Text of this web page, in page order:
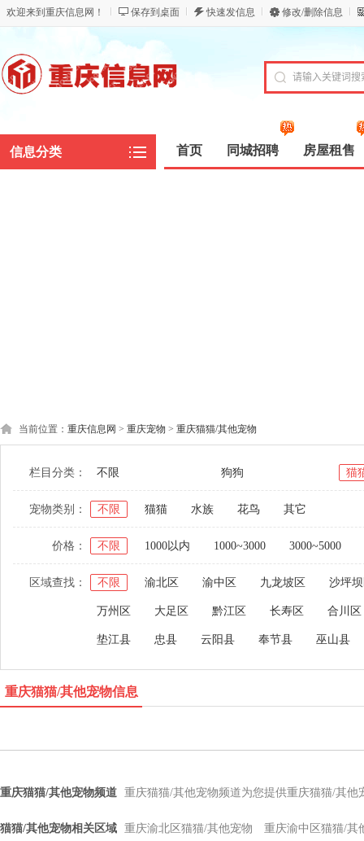
欢迎来到重庆信息网！ 保存到桌面 快速发信息 修改/删除信息
信息分类 首页 同城招聘 房屋租售
当前位置： 重庆信息网 > 重庆宠物 > 重庆猫猫/其他宠物
栏目分类： 不限 狗狗 猫
宠物类别： 不限 猫猫 水族 花鸟 其它
价格： 不限 1000以内 1000~3000 3000~5000
区域查找： 不限 渝北区 渝中区 九龙坡区 沙坪
万州区 大足区 黔江区 长寿区 合川区
垫江县 忠县 云阳县 奉节县 巫山县
重庆猫猫/其他宠物信息
重庆猫猫/其他宠物频道 重庆猫猫/其他宠物频道为您提供重庆猫猫/其
猫猫/其他宠物相关区域 重庆渝北区猫猫/其他宠物
重庆渝中区猫猫/其